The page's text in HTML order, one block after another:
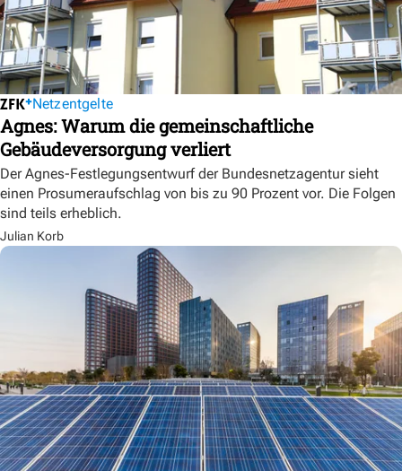
Netzentgelte
Agnes: Warum die gemeinschaftliche
Gebäudeversorgung verliert
Der Agnes-Festlegungsentwurf der Bundesnetzagentur sieht
einen Prosumeraufschlag von bis zu 90 Prozent vor. Die Folgen
sind teils erheblich.
Julian Korb